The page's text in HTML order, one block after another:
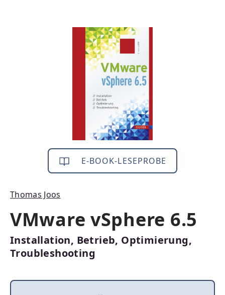
Bildergalerie überspringen
E-BOOK-LESEPROBE
Thomas Joos
VMware vSphere 6.5
Installation, Betrieb, Optimierung,
Troubleshooting